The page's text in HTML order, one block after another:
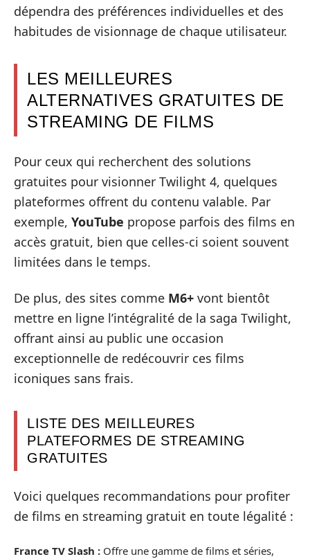
dépendra des préférences individuelles et des
habitudes de visionnage de chaque utilisateur.
LES MEILLEURES
ALTERNATIVES GRATUITES DE
STREAMING DE FILMS
Pour ceux qui recherchent des solutions
gratuites pour visionner Twilight 4, quelques
plateformes offrent du contenu valable. Par
exemple, YouTube propose parfois des films en
accès gratuit, bien que celles-ci soient souvent
limitées dans le temps.
De plus, des sites comme M6+ vont bientôt
mettre en ligne l’intégralité de la saga Twilight,
offrant ainsi au public une occasion
exceptionnelle de redécouvrir ces films
iconiques sans frais.
LISTE DES MEILLEURES
PLATEFORMES DE STREAMING
GRATUITES
Voici quelques recommandations pour profiter
de films en streaming gratuit en toute légalité :
France TV Slash : Offre une gamme de films et séries,